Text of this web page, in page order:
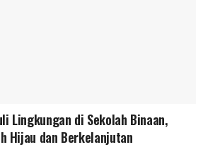
Lingkungan di Sekolah Binaan,
Hijau dan Berkelanjutan